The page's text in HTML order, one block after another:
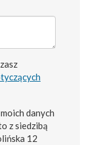
danych
z siedzibą
12